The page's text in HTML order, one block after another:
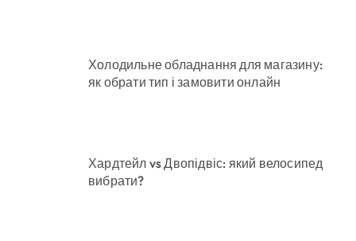
Холодильне обладнання для магазину:
як обрати тип і замовити онлайн
Хардтейл vs Двопідвіс: який велосипед
вибрати?